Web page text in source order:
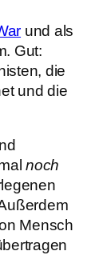
und als
Gut:
die
und die
noch
Mensch